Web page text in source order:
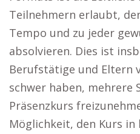
Teilnehmern erlaubt,
Tempo und zu jeder
absolvieren. Dies ist
Berufstätige und Eltern
schwer haben, mehrere
Präsenzkurs
Möglichkeit, den Kurs in